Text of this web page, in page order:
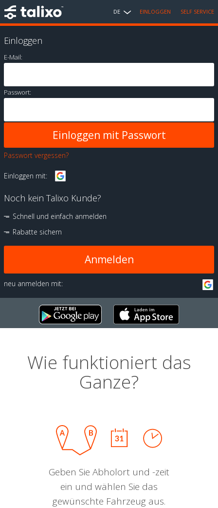
DE EINLOGGEN SELF SERVICE
Einloggen
E-Mail:
Passwort:
Passwort vergessen?
Einloggen mit:
Noch kein Talixo Kunde?
Schnell und einfach anmelden
Rabatte sichern
Anmelden
neu anmelden mit:
Wie funktioniert das
Ganze?
Geben Sie Abholort und -zeit
ein und wählen Sie das
gewünschte Fahrzeug aus.